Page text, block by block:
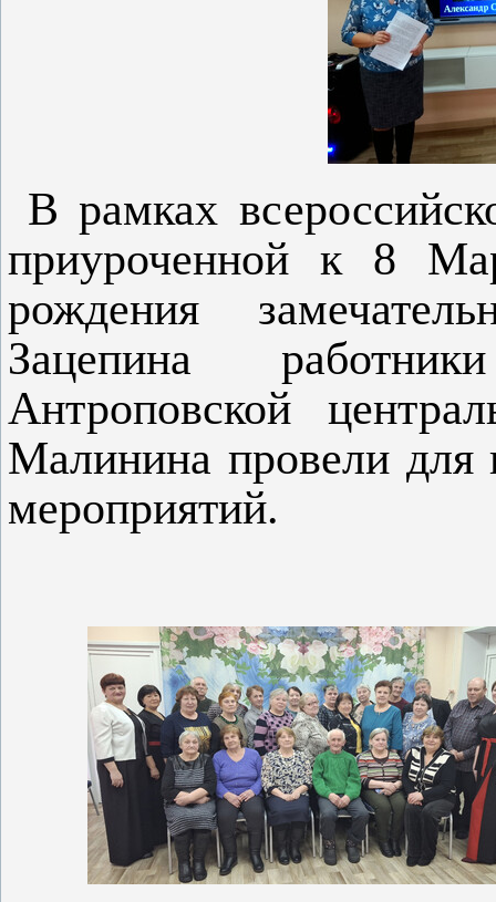
В рамках
приуроченной к 8
рождения
Зацепина
Антроповской
Малинина провели
мероприятий.